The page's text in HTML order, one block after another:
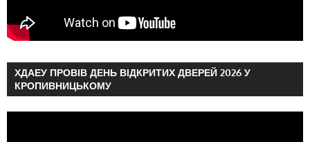
ХДАЕУ ПРОВІВ ДЕНЬ ВІДКРИТИХ ДВЕРЕЙ 2026 У
КРОПИВНИЦЬКОМУ